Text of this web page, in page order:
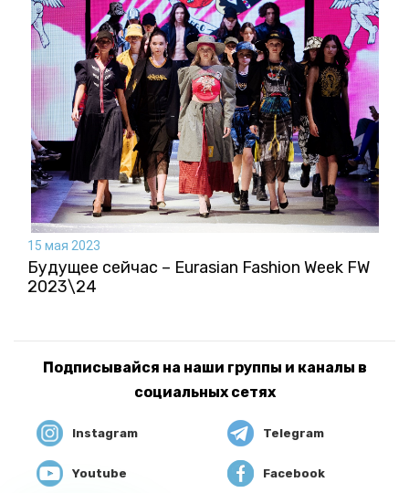
15 мая 2023
Будущее сейчас – Eurasian Fashion Week FW
2023\24
Подписывайся на наши группы и каналы в
социальных сетях
Instagram Telegram
Youtube Facebook